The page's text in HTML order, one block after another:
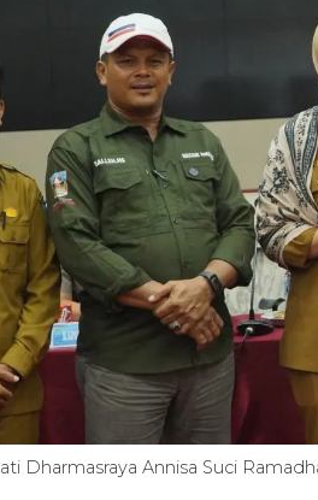
Dharmasraya Annisa Suci